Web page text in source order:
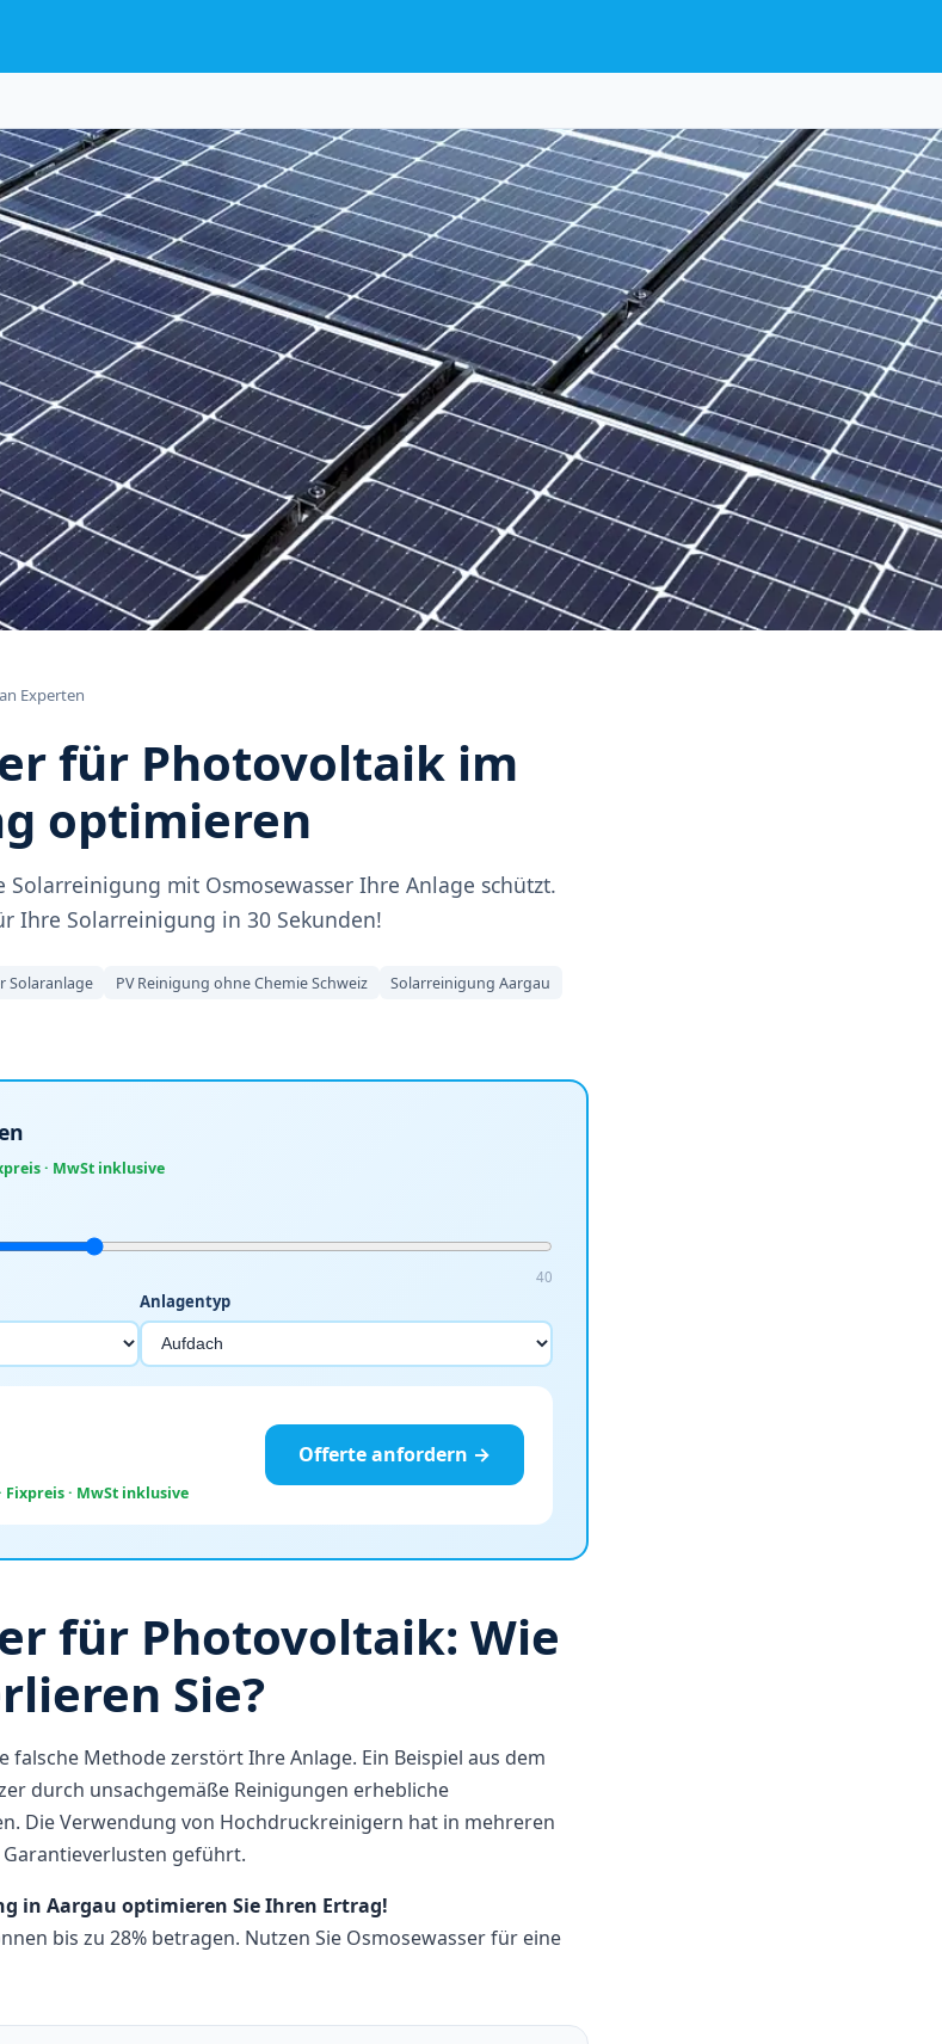
Experten
für Photovoltaik im
optimieren
mit Osmosewasser Ihre Anlage schützt.
Ihre Solarreinigung in 30 Sekunden!
Solaranlage PV Reinigung ohne Chemie Schweiz
Solarreinigung Aargau
· MwSt inklusive
40
Anlagentyp
· MwSt inklusive
Offerte anfordern →
für Photovoltaik: Wie
Sie?
falsche Methode zerstört Ihre Anlage. Ein Beispiel aus dem
durch unsachgemäße Reinigungen erhebliche
Die Verwendung von Hochdruckreinigern hat in mehreren
geführt.
in Aargau optimieren Sie Ihren Ertrag!
bis zu 28% betragen. Nutzen Sie Osmosewasser für eine